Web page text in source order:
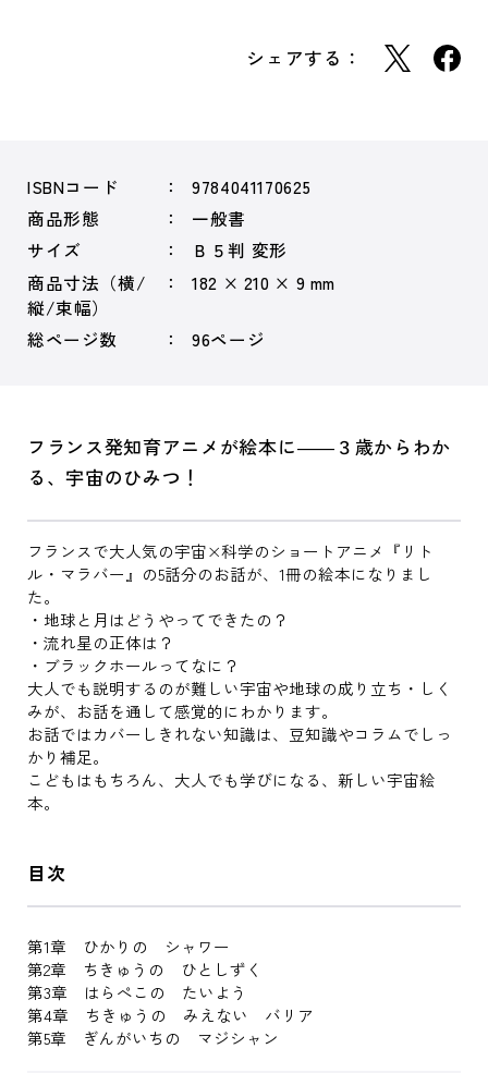
シェアする：
ISBNコード
9784041170625
商品形態
一般書
サイズ
Ｂ５判 変形
商品寸法（横/
縦/束幅）
182 × 210 × 9 mm
総ページ数 96ページ
フランス発知育アニメが絵本に――３歳からわか
る、宇宙のひみつ！
フランスで大人気の宇宙×科学のショートアニメ『リト
ル・マラバー』の5話分のお話が、1冊の絵本になりまし
た。
・地球と月はどうやってできたの？
・流れ星の正体は？
・ブラックホールってなに？
大人でも説明するのが難しい宇宙や地球の成り立ち・しく
みが、お話を通して感覚的にわかります。
お話ではカバーしきれない知識は、豆知識やコラムでしっ
かり補足。
こどもはもちろん、大人でも学びになる、新しい宇宙絵
本。
目次
第1章 ひかりの シャワー
第2章 ちきゅうの ひとしずく
第3章 はらぺこの たいよう
第4章 ちきゅうの みえない バリア
第5章 ぎんがいちの マジシャン